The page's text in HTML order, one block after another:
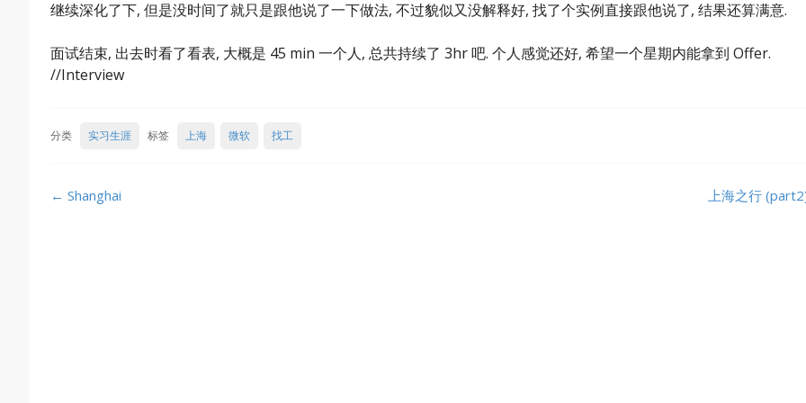
继续深化了下, 但是没时间了就只是跟他说了一下做法, 不过貌似又没解释好, 找了个实例直接跟他说了, 结果还算满意.
面试结束, 出去时看了看表, 大概是 45 min 一个人, 总共持续了 3hr 吧. 个人感觉还好, 希望一个星期内能拿到 Offer.
//Interview
分类 实习生涯 标签 上海 微软 找工
Post
← Shanghai 上海之行